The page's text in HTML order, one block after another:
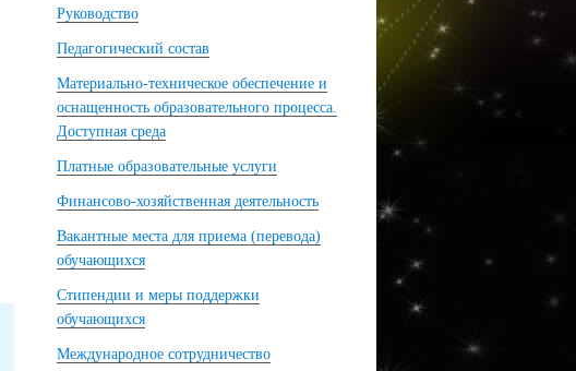
Руководство
Педагогический состав
Материально-техническое обеспечение и
оснащенность образовательного процесса.
Доступная среда
Платные образовательные услуги
Финансово-хозяйственная деятельность
Вакантные места для приема (перевода)
обучающихся
Стипендии и меры поддержки
обучающихся
Международное сотрудничество